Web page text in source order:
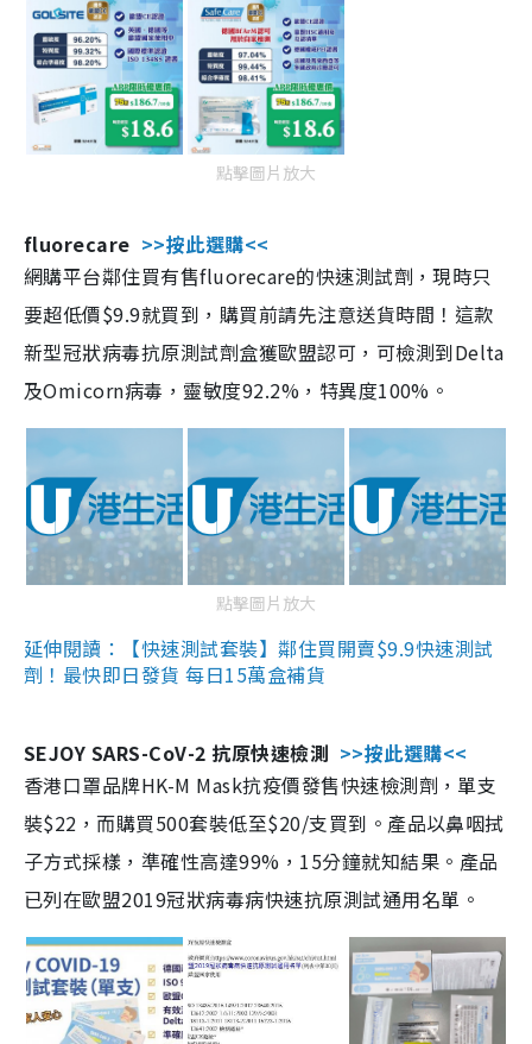
點擊圖片放大
fluorecare >>按此選購<<
網購平台鄰住買有售fluorecare的快速測試劑，現時只
要超低價$9.9就買到，購買前請先注意送貨時間！這款
新型冠狀病毒抗原測試劑盒獲歐盟認可，可檢測到Delta
及Omicorn病毒，靈敏度92.2%，特異度100%。
點擊圖片放大
延伸閱讀：【快速測試套裝】鄰住買開賣$9.9快速測試
劑！最快即日發貨 每日15萬盒補貨
SEJOY SARS-CoV-2 抗原快速檢測 >>按此選購<<
香港口罩品牌HK-M Mask抗疫價發售快速檢測劑，單支
裝$22，而購買500套裝低至$20/支買到。產品以鼻咽拭
子方式採樣，準確性高達99%，15分鐘就知結果。產品
已列在歐盟2019冠狀病毒病快速抗原測試通用名單。